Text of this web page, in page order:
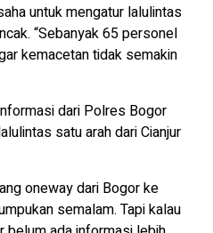
untuk mengatur lalulintas
“Sebanyak 65 personel
kemacetan tidak semakin
dari Polres Bogor
satu arah dari Cianjur
oneway dari Bogor ke
semalam. Tapi kalau